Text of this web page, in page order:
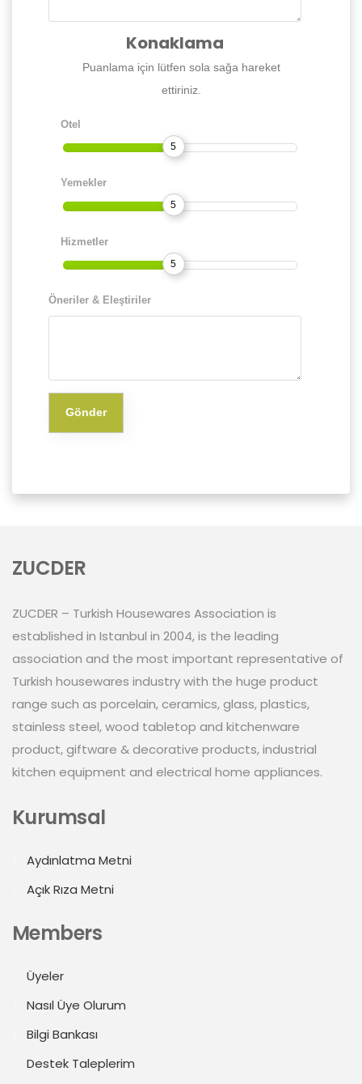
Konaklama
Puanlama için lütfen sola sağa hareket
ettiriniz.
Otel
5
Yemekler
5
Hizmetler
5
Öneriler & Eleştiriler
Gönder
ZUCDER
ZUCDER – Turkish Housewares Association is
established in Istanbul in 2004, is the leading
association and the most important representative of
Turkish housewares industry with the huge product
range such as porcelain, ceramics, glass, plastics,
stainless steel, wood tabletop and kitchenware
product, giftware & decorative products, industrial
kitchen equipment and electrical home appliances.
Kurumsal
Aydınlatma Metni
Açık Rıza Metni
Members
Üyeler
Nasıl Üye Olurum
Bilgi Bankası
Destek Taleplerim